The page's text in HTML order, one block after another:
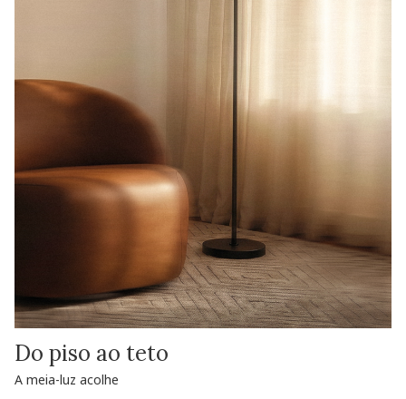
Do piso ao teto
A meia-luz acolhe